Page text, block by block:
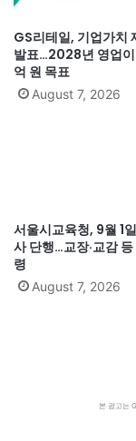
GS리테일, 기업가치
발표…2028년 영업
억 원 목표
August 7, 2026
서울시교육청, 9월 1
사 단행…교장·교감
령
August 7, 2026
본 광고는